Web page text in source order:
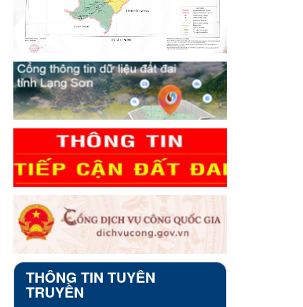
THÔNG TIN TUYÊN
TRUYỀN